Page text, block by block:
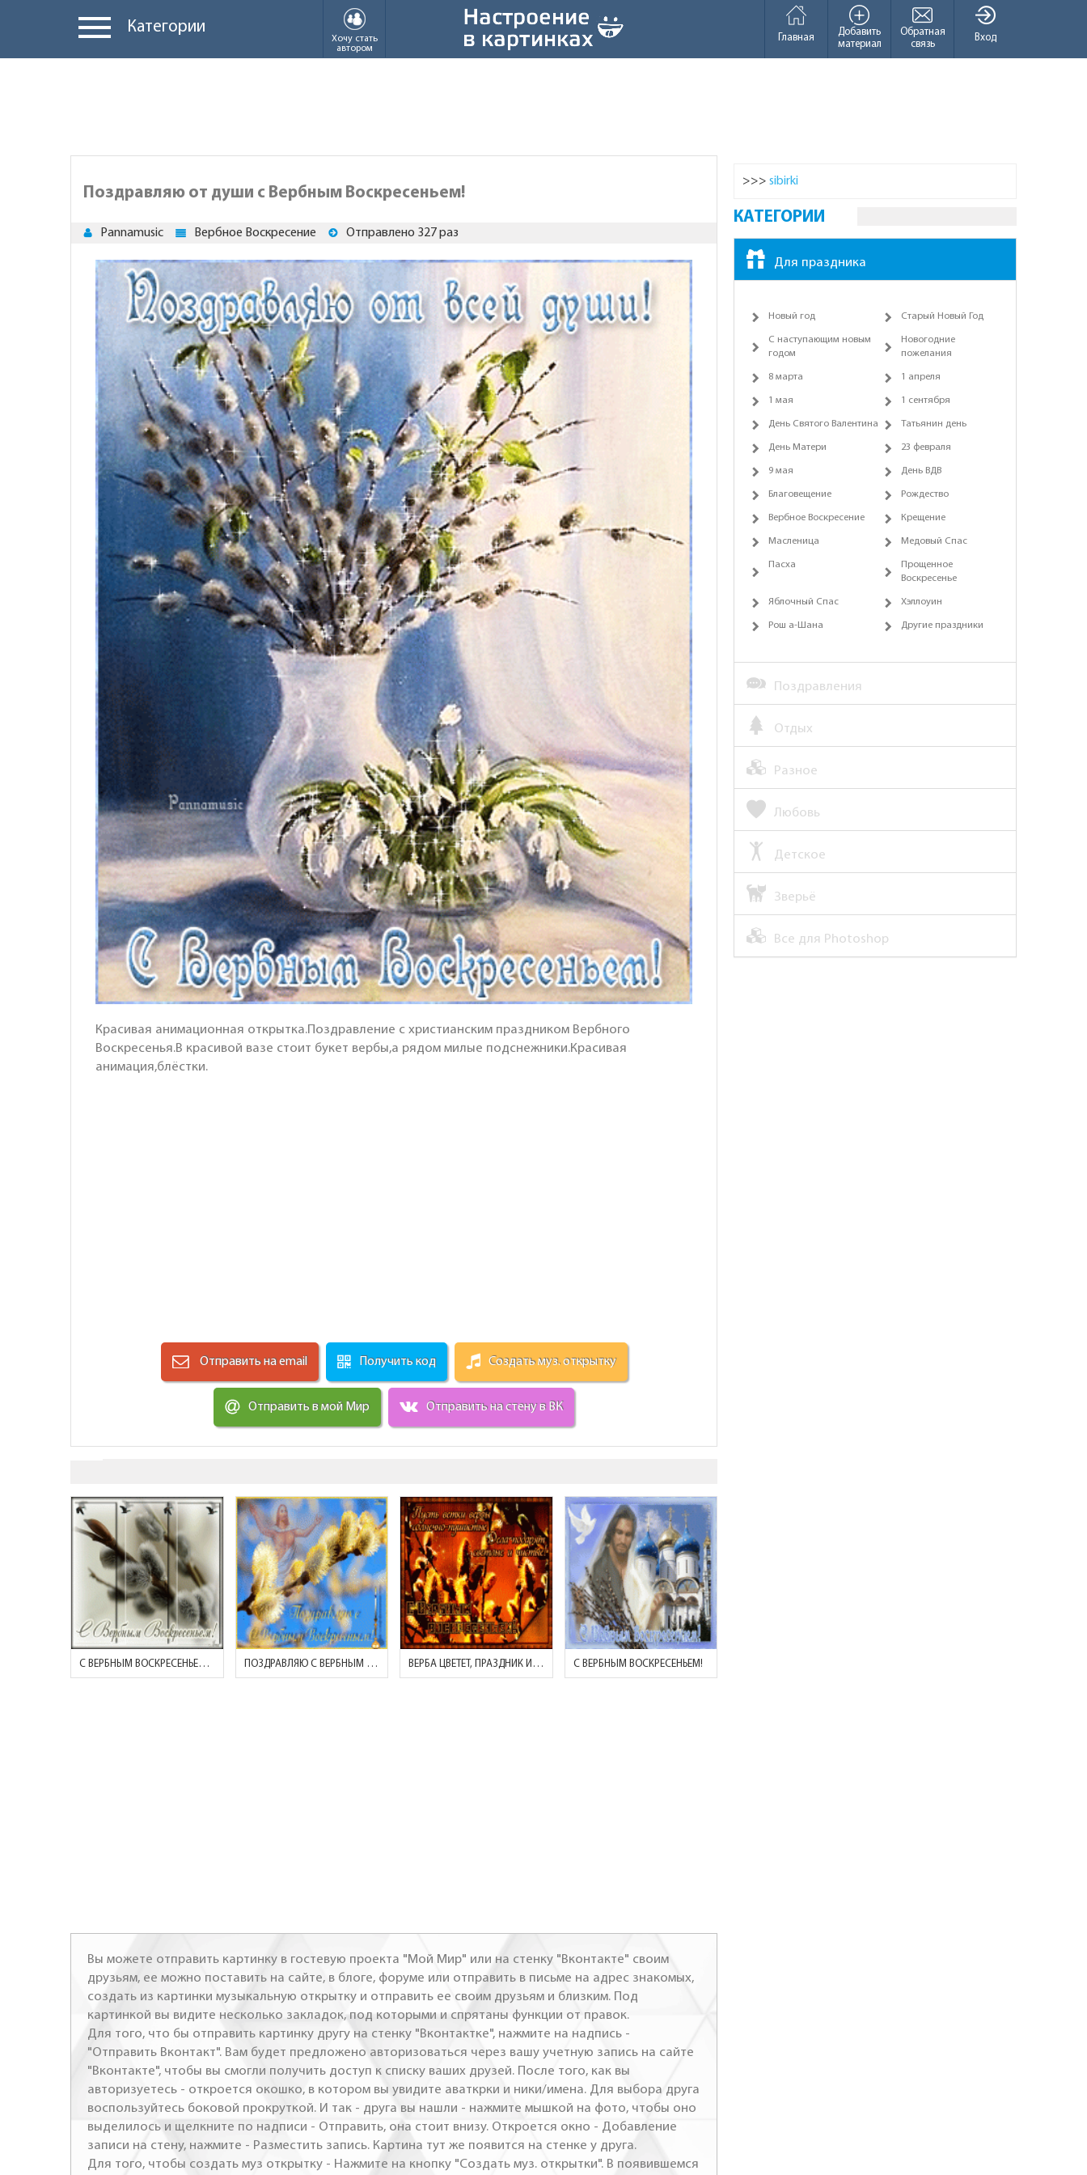
Категории
Хочу стать
автором
Вход
Обратная
связь
Добавить
материал
Главная
Поздравляю от души с Вербным Воскресеньем!
Pannamusic Вербное Воскресение Отправлено 327 раз
Красивая анимационная открытка.Поздравление с христианским праздником Вербного
Воскресенья.В красивой вазе стоит букет вербы,а рядом милые подснежники.Красивая
анимация,блёстки.
Отправить на email Получить код Создать муз. открытку
Отправить в мой Мир Отправить на стену в ВК
С ВЕРБНЫМ ВОСКРЕСЕНЬЕМ! ( ВЕТОЧКА ВЕРБЫ И ПТИЦЫ) ПОЗДРАВЛЯЮ С ВЕРБНЫМ ВОСКРЕСЕНЬЕМ! ВЕРБА ЦВЕТЕТ, ПРАЗДНИК ИДЕТ! С ВЕРБНЫМ ВОСКРЕСЕНЬЕМ!
Вы можете отправить картинку в гостевую проекта "Мой Мир" или на стенку "Вконтакте" своим
друзьям, ее можно поставить на сайте, в блоге, форуме или отправить в письме на адрес знакомых,
создать из картинки музыкальную открытку и отправить ее своим друзьям и близким. Под
картинкой вы видите несколько закладок, под которыми и спрятаны функции от правок.
Для того, что бы отправить картинку другу на стенку "Вконтактке", нажмите на надпись -
"Отправить Вконтакт". Вам будет предложено авторизоваться через вашу учетную запись на сайте
"Вконтакте", чтобы вы смогли получить доступ к списку ваших друзей. После того, как вы
авторизуетесь - откроется окошко, в котором вы увидите аваткрки и ники/имена. Для выбора друга
воспользуйтесь боковой прокруткой. И так - друга вы нашли - нажмите мышкой на фото, чтобы оно
выделилось и щелкните по надписи - Отправить, она стоит внизу. Откроется окно - Добавление
записи на стену, нажмите - Разместить запись. Картина тут же появится на стенке у друга.
Для того, чтобы создать муз открытку - Нажмите на кнопку "Создать муз. открытки". В появившемся
>>> sibirki
КАТЕГОРИИ
Для праздника
Новый год Старый Новый Год
С наступающим новым
годом
Новогодние
пожелания
8 марта 1 апреля
1 мая 1 сентября
День Святого Валентина Татьянин день
День Матери 23 февраля
9 мая День ВДВ
Благовещение Рождество
Вербное Воскресение Крещение
Масленица Медовый Спас
Пасха
Прощенное
Воскресенье
Яблочный Спас Хэллоуин
Рош а-Шана Другие праздники
Поздравления
Отдых
Разное
Любовь
Детское
Зверьё
Все для Photoshop